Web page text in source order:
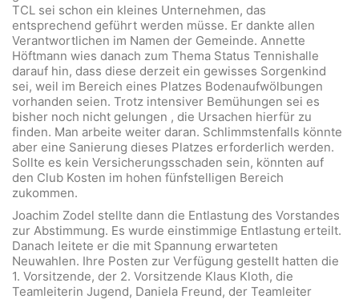
TCL sei schon ein kleines Unternehmen, das
entsprechend geführt werden müsse. Er dankte allen
Verantwortlichen im Namen der Gemeinde. Annette
Höftmann wies danach zum Thema Status Tennishalle
darauf hin, dass diese derzeit ein gewisses Sorgenkind
sei, weil im Bereich eines Platzes Bodenaufwölbungen
vorhanden seien. Trotz intensiver Bemühungen sei es
bisher noch nicht gelungen , die Ursachen hierfür zu
finden. Man arbeite weiter daran. Schlimmstenfalls könnte
aber eine Sanierung dieses Platzes erforderlich werden.
Sollte es kein Versicherungsschaden sein, könnten auf
den Club Kosten im hohen fünfstelligen Bereich
zukommen.
Joachim Zodel stellte dann die Entlastung des Vorstandes
zur Abstimmung. Es wurde einstimmige Entlastung erteilt.
Danach leitete er die mit Spannung erwarteten
Neuwahlen. Ihre Posten zur Verfügung gestellt hatten die
1. Vorsitzende, der 2. Vorsitzende Klaus Kloth, die
Teamleiterin Jugend, Daniela Freund, der Teamleiter